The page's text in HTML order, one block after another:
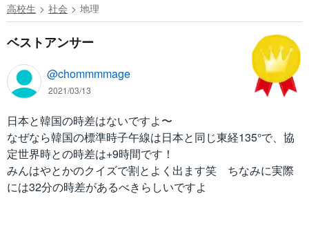
高校生 社会 地理
ベストアンサー
@chommmmage
2021/03/13
日本と韓国の時差はないですよ〜
なぜなら韓国の標準時子午線は日本と同じ東経135°で、協
定世界時との時差は+9時間です！
みんはやとかのクイズで割とよく出ます笑 ちなみに実際
には32分の時差があるべきらしいですよ